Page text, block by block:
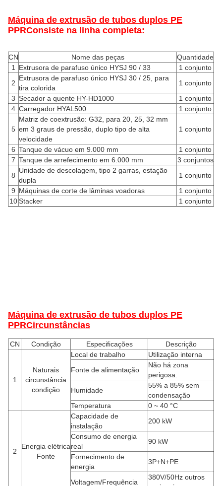
Máquina de extrusão de tubos duplos PE
PPRConsiste na linha completa:
CN Nome das peças
Quantidade
1
Extrusora de parafuso único HYSJ 90 / 33
1 conjunto
2
Extrusora de parafuso único HYSJ 30 / 25, para
tira colorida
1 conjunto
3 Secador a quente HY-HD1000
1 conjunto
4 Carregador HYAL500 1 conjunto
5
Matriz de coextrusão: G32, para 20, 25, 32 mm
em 3 graus de pressão, duplo tipo de alta
velocidade
1 conjunto
6 Tanque de vácuo em 9.000 mm
1 conjunto
7 Tanque de arrefecimento em 6.000 mm
3 conjuntos
8
Unidade de descolagem, tipo 2 garras, estação
dupla
1 conjunto
9 Máquinas de corte de lâminas voadoras
1 conjunto
10Stacker 1 conjunto
Máquina de extrusão de tubos duplos PE
PPRCircunstâncias
CN Condição Especificações Descrição
1
Naturais
circunstância
condição
Local de trabalho
Utilização interna
Fonte de alimentação
Não há zona
perigosa.
Humidade
55% a 85% sem
condensação
Temperatura
0 ~ 40 °C
2
Energia elétrica
Fonte
Capacidade de
instalação
200 kW
Consumo de energia
real
90 kW
Fornecimento de
energia
3P+N+PE
Voltagem/Frequência
380V/50Hz outros